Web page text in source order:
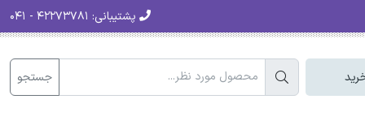
پشتیبانی:
جستجو